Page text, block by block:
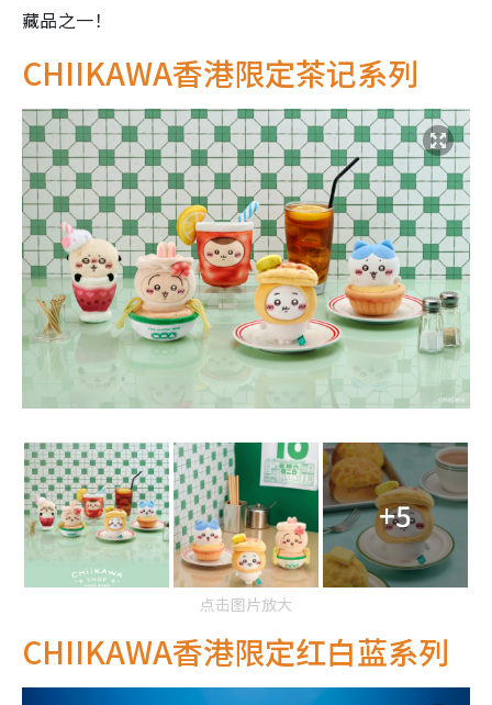
藏品之一！
CHIIKAWA香港限定茶记系列
+5
点击图片放大
CHIIKAWA香港限定红白蓝系列